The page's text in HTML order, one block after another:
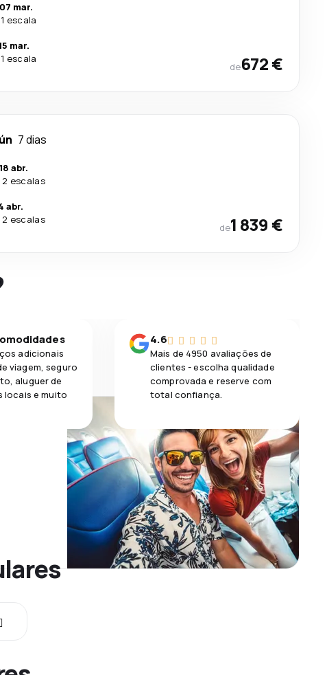
mar.
1 escala
mar.
1 escala
de672 €
7 dias
abr.
2 escalas
abr.
2 escalas
de1 839 €
adicionais
viagem, seguro
aluguer de
locais e muito
4.6
Mais de 4950 avaliações de
clientes - escolha qualidade
comprovada e reserve com
total confiança.